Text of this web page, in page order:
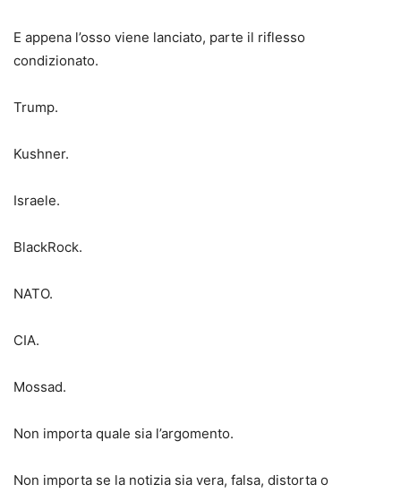
E appena l’osso viene lanciato, parte il riflesso
condizionato.
Trump.
Kushner.
Israele.
BlackRock.
NATO.
CIA.
Mossad.
Non importa quale sia l’argomento.
Non importa se la notizia sia vera, falsa, distorta o